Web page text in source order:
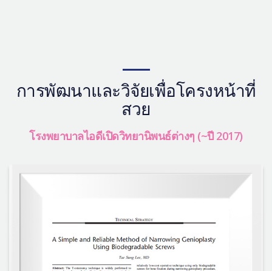
การพัฒนาและวิจัยเพื่อโครงหน้าที่
สวย
โรงพยาบาลไอดีเปิดวิทยานิพนธ์ต่างๆ (~ปี 2017)